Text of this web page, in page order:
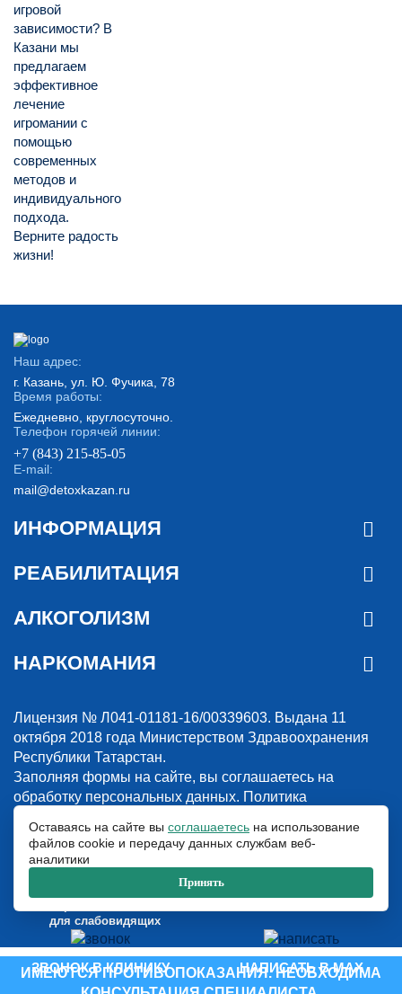
игровой
зависимости? В
Казани мы
предлагаем
эффективное
лечение
игромании с
помощью
современных
методов и
индивидуального
подхода.
Верните радость
жизни!
Наш адрес:
г. Казань, ул. Ю. Фучика, 78
Время работы:
Ежедневно, круглосуточно.
Телефон горячей линии:
+7 (843) 215-85-05
E-mail:
mail@detoxkazan.ru
ИНФОРМАЦИЯ
РЕАБИЛИТАЦИЯ
АЛКОГОЛИЗМ
НАРКОМАНИЯ
Лицензия № Л041-01181-16/00339603. Выдана 11
октября 2018 года Министерством Здравоохранения
Республики Татарстан.
Заполняя формы на сайте, вы соглашаетесь на
обработку персональных данных. Политика
© 2018-2026. Наркологическая клиника “Detox”. Все права защищены.
Указанные на сайте цены и информация имеют информационный
характер и не являются публичной офертой.
ООО «Детокс», ИНН 1660311156, ОГРН 1181690030708
для слабовидящих
ИМЕЮТСЯ ПРОТИВОПОКАЗАНИЯ. НЕОБХОДИМА
ЗВОНОК В КЛИНИКУ НАПИСАТЬ В MAX
Оставаясь на сайте вы соглашаетесь на использование
файлов cookie и передачу данных службам веб-
аналитики
Принять